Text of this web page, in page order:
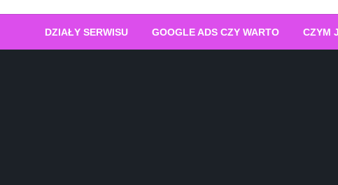
DZIAŁY SERWISU GOOGLE ADS CZY WARTO CZYM